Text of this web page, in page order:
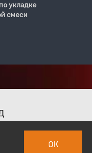
укладке
смеси
ОК